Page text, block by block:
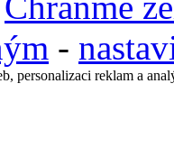
-
personalizaci reklam a